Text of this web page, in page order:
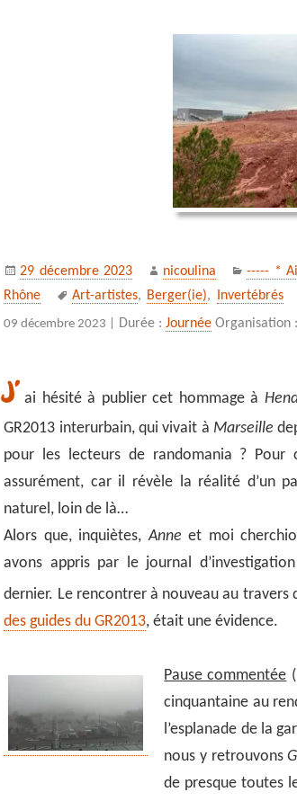
Publié
le
29 décembre 2023 Auteur
nicoulina ----- *
Rhône
Mots-
clés
Art-artistes, Berger(ie), Invertébrés
09 décembre 2023 | Durée :Journée Organisation :
J’ ai hésité à publier cet hommage à
GR2013 interurbain, qui vivait à Marseille
pour les lecteurs de randomania ? Pour
assurément, car il révèle la réalité d’un
naturel, loin de là…
Alors que, inquiètes,Anne et moi
avons appris par le journal d’investigation
dernier. Le rencontrer à nouveau au travers
des guides du GR2013, était une évidence.
Pause commentée
cinquantaine au
l’esplanade de la
nous y retrouvons
de presque toutes